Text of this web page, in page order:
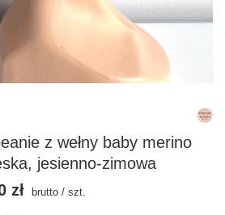
z wełny baby merino
jesienno-zimowa
zł brutto / szt.